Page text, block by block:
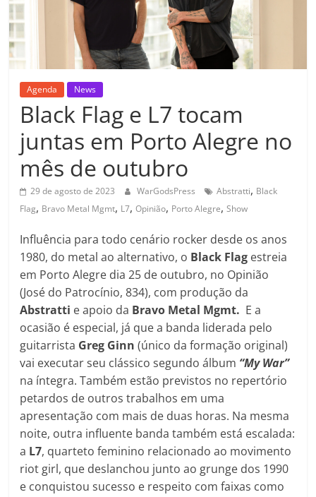
Agenda News
Black Flag e L7 tocam
juntas em Porto Alegre no
mês de outubro
29 de agosto de 2023 WarGodsPress Abstratti, Black
Flag, Bravo Metal Mgmt, L7,Opinião, Porto Alegre,Show
Influência para todo cenário rocker desde os anos
1980, do metal ao alternativo, o Black Flag estreia
em Porto Alegre dia 25 de outubro, no Opinião
(José do Patrocínio, 834), com produção da
Abstratti e apoio da Bravo Metal Mgmt. E a
ocasião é especial, já que a banda liderada pelo
guitarrista Greg Ginn (único da formação original)
vai executar seu clássico segundo álbum “My War”
na íntegra. Também estão previstos no repertório
petardos de outros trabalhos em uma
apresentação com mais de duas horas. Na mesma
noite, outra influente banda também está escalada:
a L7, quarteto feminino relacionado ao movimento
riot girl, que deslanchou junto ao grunge dos 1990
e conquistou sucesso e respeito com faixas como